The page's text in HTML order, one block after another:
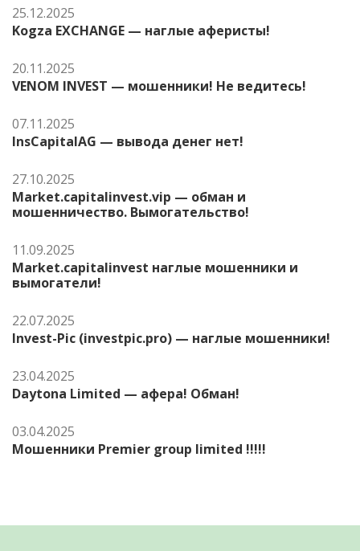
25.12.2025
Kogza EXCHANGE — наглые аферисты!
20.11.2025
VENOM INVEST — мошенники! Не ведитесь!
07.11.2025
InsCapitalAG — вывода денег нет!
27.10.2025
Market.capitalinvest.vip — обман и
мошенничество. Вымогательство!
11.09.2025
Market.capitalinvest наглые мошенники и
вымогатели!
22.07.2025
Invest-Pic (investpic.pro) — наглые мошенники!
23.04.2025
Daytona Limited — афера! Обман!
03.04.2025
Мошенники Premier group limited !!!!!